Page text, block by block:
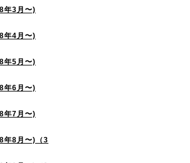
3月〜)
4月〜)
5月〜)
6月〜)
7月〜)
8月〜)（3